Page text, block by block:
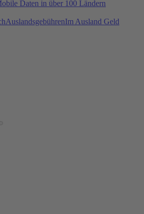
Daten in über 100 Ländern
AuslandsgebührenIm Ausland Geld